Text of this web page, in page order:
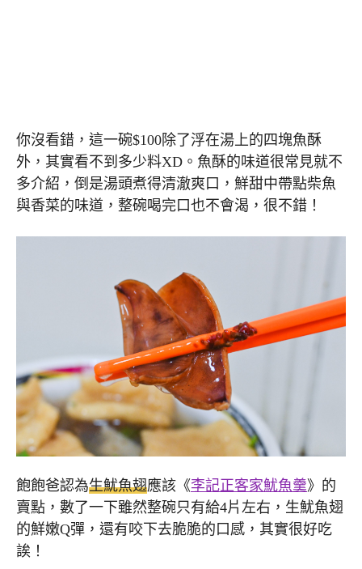
你沒看錯，這一碗$100除了浮在湯上的四塊魚酥
外，其實看不到多少料XD。魚酥的味道很常見就不
多介紹，倒是湯頭煮得清澈爽口，鮮甜中帶點柴魚
與香菜的味道，整碗喝完口也不會渴，很不錯！
飽飽爸認為生魷魚翅應該《李記正客家魷魚羹》的
賣點，數了一下雖然整碗只有給4片左右，生魷魚翅
的鮮嫩Q彈，還有咬下去脆脆的口感，其實很好吃
誒！